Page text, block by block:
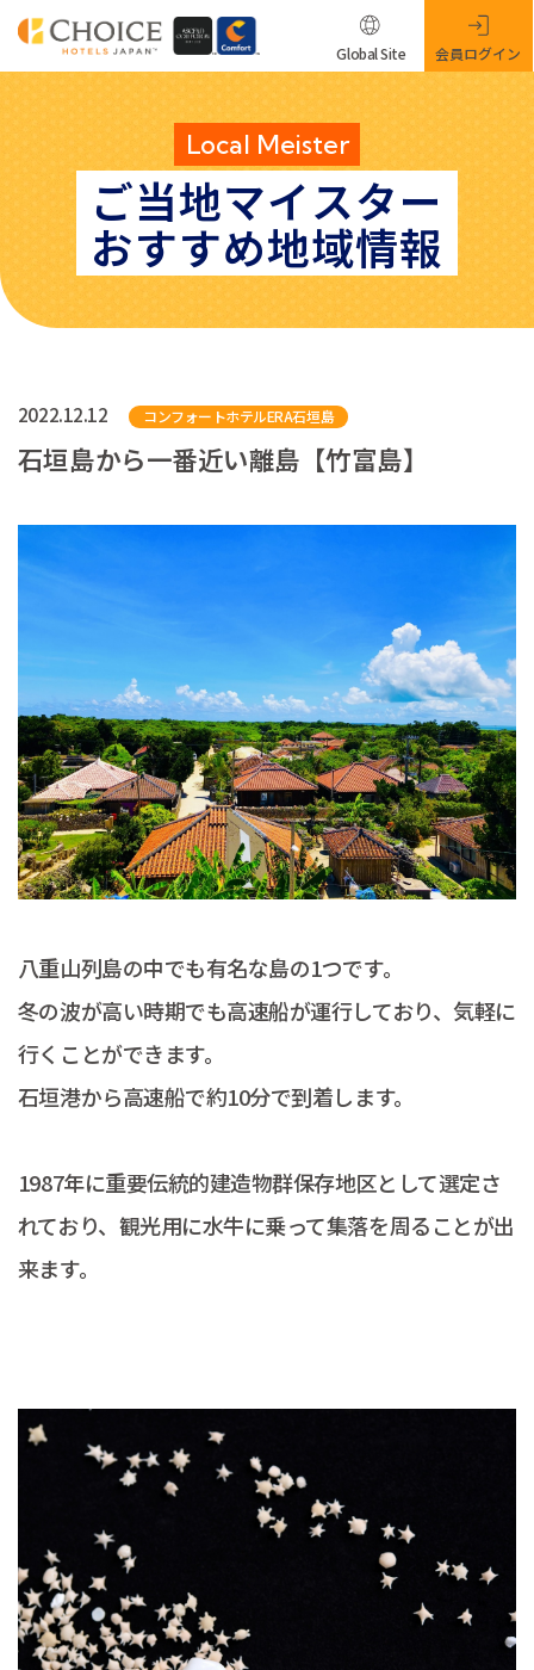
Local Meister
ご当地マイスター
おすすめ地域情報
Global Site 会員ログイン
2022.12.12 コンフォートホテルERA石垣島
石垣島から一番近い離島【竹富島】
八重山列島の中でも有名な島の1つです。
冬の波が高い時期でも高速船が運行しており、気軽に
行くことができます。
石垣港から高速船で約10分で到着します。
1987年に重要伝統的建造物群保存地区として選定さ
れており、観光用に水牛に乗って集落を周ることが出
来ます。